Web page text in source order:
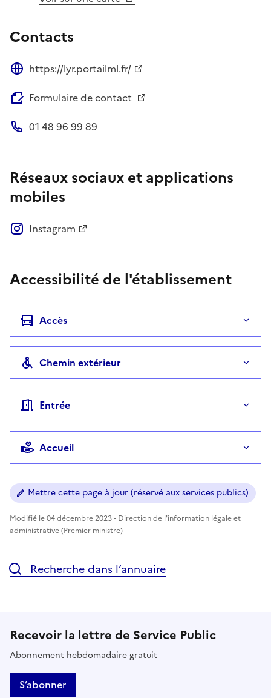
Contacts
https://lyr.portailml.fr/
Formulaire de contact
01 48 96 99 89
Réseaux sociaux et applications
mobiles
Instagram
Accessibilité de l'établissement
Accès
Chemin extérieur
Entrée
Accueil
Mettre cette page à jour (réservé aux services publics)
Modifié le 04 décembre 2023 - Direction de l'information légale et
administrative (Premier ministre)
Recherche dans l’annuaire
Recevoir la lettre de Service Public
Abonnement hebdomadaire gratuit
S’abonner